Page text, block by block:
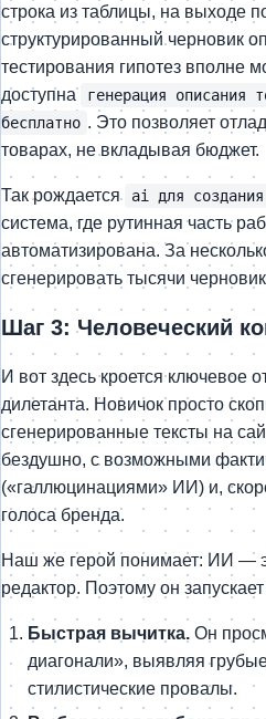
строка из таблицы, на выходе
структурированный черновик
тестирования гипотез вполне
доступна генерация описания
бесплатно . Это позволяет
товарах, не вкладывая бюджет.
Так рождается ai для
система, где рутинная часть
автоматизирована. За
сгенерировать тысячи
Шаг 3: Человеческий
И вот здесь кроется ключевое
дилетанта. Новичок просто
сгенерированные тексты на
бездушно, с возможными
(«галлюцинациями» ИИ) и,
голоса бренда.
Наш же герой понимает: ИИ —
редактор. Поэтому он
Быстрая вычитка. Он
диагонали», выявляя
стилистические провалы.